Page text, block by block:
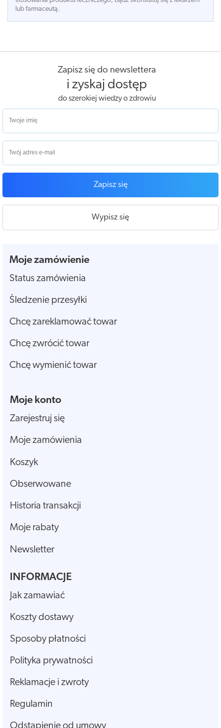
lub farmaceutą.
Zapisz się do newslettera
i zyskaj dostęp
do szerokiej wiedzy o zdrowiu
Zapisz się
Wypisz się
Moje zamówienie
Status zamówienia
Śledzenie przesyłki
Chcę zareklamować towar
Chcę zwrócić towar
Chcę wymienić towar
Moje konto
Zarejestruj się
Moje zamówienia
Koszyk
Obserwowane
Historia transakcji
Moje rabaty
Newsletter
INFORMACJE
Jak zamawiać
Koszty dostawy
Sposoby płatności
Polityka prywatności
Reklamacje i zwroty
Regulamin
Odstąpienie od umowy